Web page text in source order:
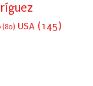
(80) USA (145)